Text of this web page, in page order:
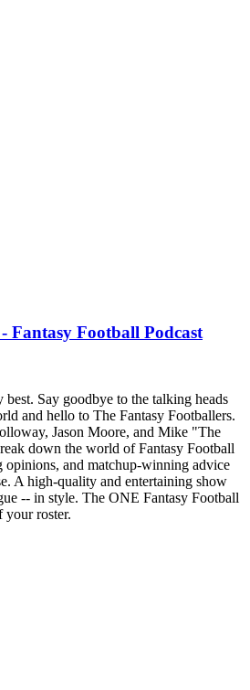
Fantasy Football Podcast
Say goodbye to the talking heads
and hello to The Fantasy Footballers.
Jason Moore, and Mike "The
down the world of Fantasy Football
opinions, and matchup-winning advice
A high-quality and entertaining show
-- in style. The ONE Fantasy Football
your roster.